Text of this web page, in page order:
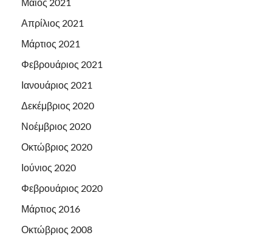
Απρίλιος 2021
Μάρτιος 2021
Φεβρουάριος 2021
Ιανουάριος 2021
Δεκέμβριος 2020
Νοέμβριος 2020
Οκτώβριος 2020
Ιούνιος 2020
Φεβρουάριος 2020
Μάρτιος 2016
Οκτώβριος 2008